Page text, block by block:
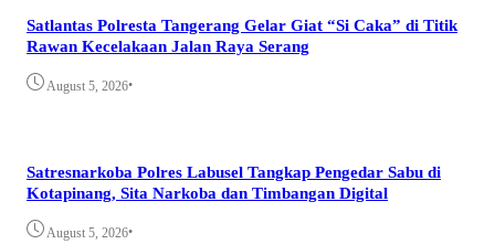
Satlantas Polresta Tangerang Gelar Giat “Si Caka” di Titik
Rawan Kecelakaan Jalan Raya Serang
August 5, 2026•
Satresnarkoba Polres Labusel Tangkap Pengedar Sabu di
Kotapinang, Sita Narkoba dan Timbangan Digital
August 5, 2026•